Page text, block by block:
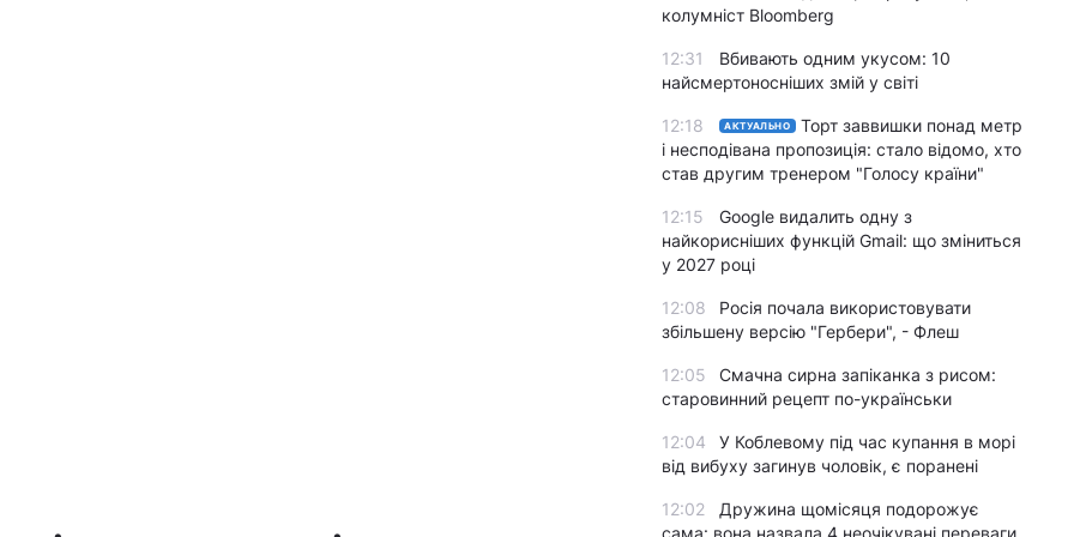
колумніст Bloomberg
12:31
Вбивають одним укусом: 10
найсмертоносніших змій у світі
12:18 АКТУАЛЬНО
Торт заввишки понад метр
і несподівана пропозиція: стало відомо, хто
став другим тренером "Голосу країни"
12:15
Google видалить одну з
найкорисніших функцій Gmail: що зміниться
у 2027 році
12:08
Росія почала використовувати
збільшену версію "Гербери", - Флеш
12:05
Смачна сирна запіканка з рисом:
старовинний рецепт по-українськи
12:04
У Коблевому під час купання в морі
від вибуху загинув чоловік, є поранені
12:02
Дружина щомісяця подорожує
сама: вона назвала 4 неочікувані переваги